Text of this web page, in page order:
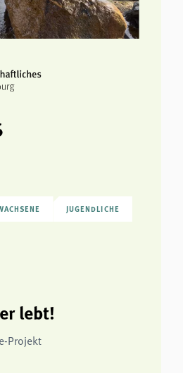
JUGENDLICHE
lebt!
Projekt